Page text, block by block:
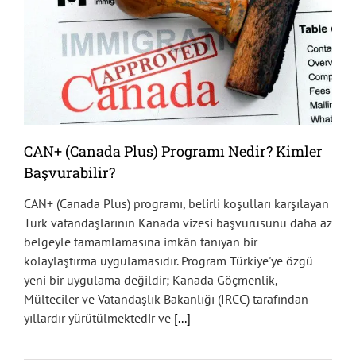
CAN+ (Canada Plus) Programı Nedir? Kimler
Başvurabilir?
CAN+ (Canada Plus) programı, belirli koşulları karşılayan
Türk vatandaşlarının Kanada vizesi başvurusunu daha az
belgeyle tamamlamasına imkân tanıyan bir
kolaylaştırma uygulamasıdır. Program Türkiye'ye özgü
yeni bir uygulama değildir; Kanada Göçmenlik,
Mülteciler ve Vatandaşlık Bakanlığı (IRCC) tarafından
yıllardır yürütülmektedir ve [...]